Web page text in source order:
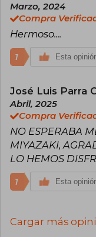
Marzo, 2024
Compra
Hermoso....
1 Esta
José Luis Parra
Abril, 2025
Compra
NO ESPERABA
MIYAZAKI,
LO HEMOS
1 Esta
Cargar más